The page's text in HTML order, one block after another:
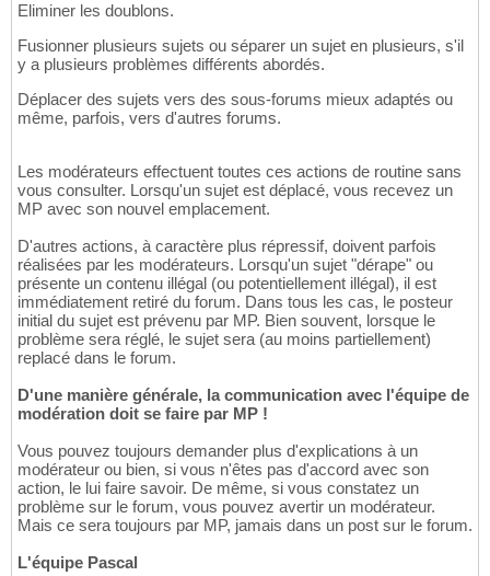
Eliminer les doublons.
Fusionner plusieurs sujets ou séparer un sujet en plusieurs, s'il
y a plusieurs problèmes différents abordés.
Déplacer des sujets vers des sous-forums mieux adaptés ou
même, parfois, vers d'autres forums.
Les modérateurs effectuent toutes ces actions de routine sans
vous consulter. Lorsqu'un sujet est déplacé, vous recevez un
MP avec son nouvel emplacement.
D'autres actions, à caractère plus répressif, doivent parfois
réalisées par les modérateurs. Lorsqu'un sujet "dérape" ou
présente un contenu illégal (ou potentiellement illégal), il est
immédiatement retiré du forum. Dans tous les cas, le posteur
initial du sujet est prévenu par MP. Bien souvent, lorsque le
problème sera réglé, le sujet sera (au moins partiellement)
replacé dans le forum.
D'une manière générale, la communication avec l'équipe de
modération doit se faire par MP !
Vous pouvez toujours demander plus d'explications à un
modérateur ou bien, si vous n'êtes pas d'accord avec son
action, le lui faire savoir. De même, si vous constatez un
problème sur le forum, vous pouvez avertir un modérateur.
Mais ce sera toujours par MP, jamais dans un post sur le forum.
L'équipe Pascal